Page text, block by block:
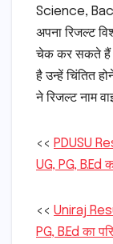
Science,
अपना रिजल्ट
चेक कर सकते हैं |
है उन्हें चिंतित
ने रिजल्ट नाम
<< PDUSU
UG, PG, B.Ed
<< Uniraj
PG, B.Ed का